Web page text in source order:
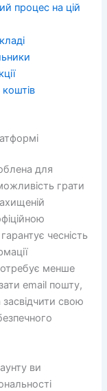
процес на цій
для
грати
чесність
менше
email пошту,
свою
ви